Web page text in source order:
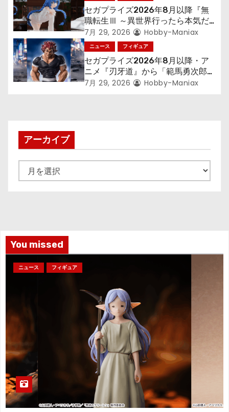
セガプライズ2026年8月以降『無
職転生Ⅲ ～異世界行ったら本気だ
す～』から「ロキシー」のフィギュ
アが登場！
7月 29, 2026 Hobby-Maniax
ニュース フィギュア
セガプライズ2026年8月以降・ア
ニメ『刃牙道』から「範馬勇次郎」
が登場ッッ!!
7月 29, 2026 Hobby-Maniax
アーカイブ
ー
You missed
ニュース フィギュア